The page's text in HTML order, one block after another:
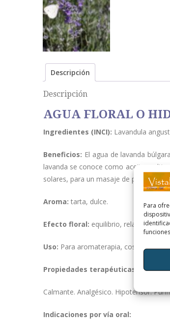
Para
Descripción
Descripción
AGUA FLORAL O
Ingredientes (INCI): Lavandula
Beneficios: El agua de lavanda
lavanda se conoce como aceite
solares, para un masaje de piernas y
Aroma: tarta, dulce.
Efecto floral: equilibrio, relajación ,
Uso: Para aromaterapia, cosméticos y
Propiedades terapéuticas:
Calmante. Analgésico. Hipotensor.
Indicaciones por vía oral: